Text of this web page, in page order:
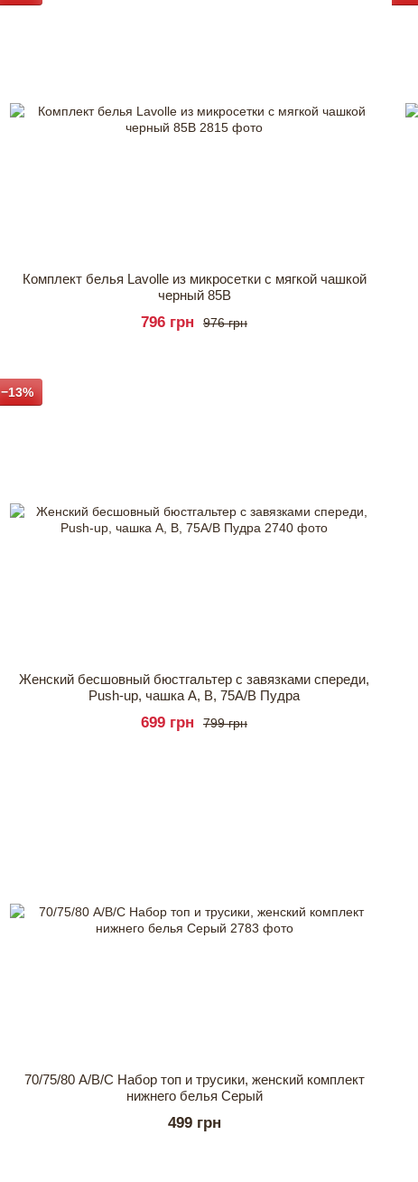
Комплект белья Lavolle из микросетки с мягкой чашкой
черный 85B
976 грн
796 грн
−13%
Женский бесшовный бюстгальтер с завязками спереди,
Push-up, чашка А, В, 75A/B Пудра
799 грн
699 грн
70/75/80 А/В/С Набор топ и трусики, женский комплект
нижнего белья Серый
499 грн